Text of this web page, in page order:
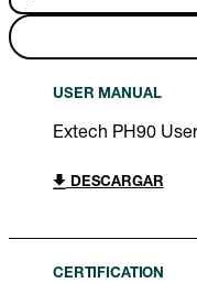
USER MANUAL
Extech PH90
DESCARGAR
CERTIFICATION